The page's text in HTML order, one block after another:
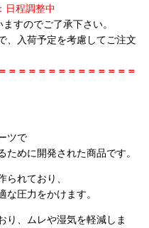
日程調整中
すのでご了承下さい。
入荷予定を考慮してご注文
＝＝＝＝＝＝＝＝＝＝＝＝＝
ツで
めに開発された商品です。
れており、
圧力をかけます。
り、ムレや湿気を軽減しま